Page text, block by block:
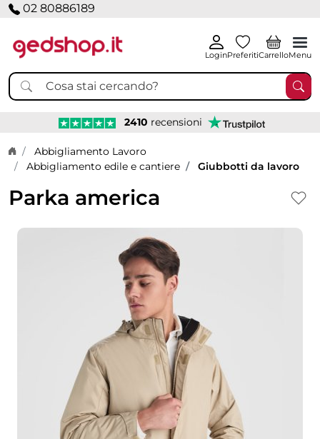
02 80886189
LoginPreferitiCarrelloMenu
2410 recensioni
Home page
Abbigliamento Lavoro
Abbigliamento edile e cantiere
Giubbotti da lavoro
Parka america